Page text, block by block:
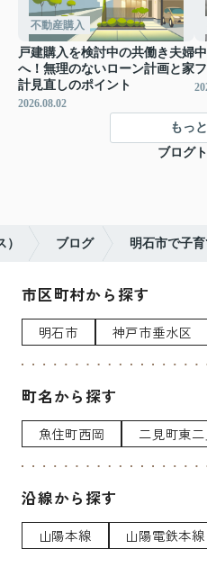
不動産購入
戸建購入を検討中の共働き夫婦
へ！無理のないローン計画と家
計見直しのポイント
2026.08.02
もっ
ブログ
ブログ 明石市で子
市区町村から探す
明石市 神戸市垂水区
町名から探す
魚住町西岡 二見町東
沿線から探す
山陽本線 山陽電鉄本線